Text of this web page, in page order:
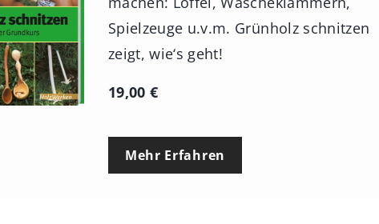
Spielzeuge u.v.m. Grünholz schnitzen
zeigt, wie‘s geht!
19,00 €
Mehr Erfahren